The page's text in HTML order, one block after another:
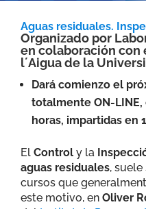
Aguas residuales.
Organizado por
en colaboración con
l´Aigua de la
Dará comienzo el
totalmente ON-LINE,
horas, impartidas en
El Control y la
aguas residuales,
cursos que
este motivo, en Oliver